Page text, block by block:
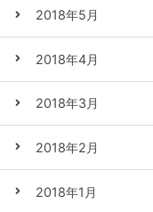
2018年5月
2018年4月
2018年3月
2018年2月
2018年1月